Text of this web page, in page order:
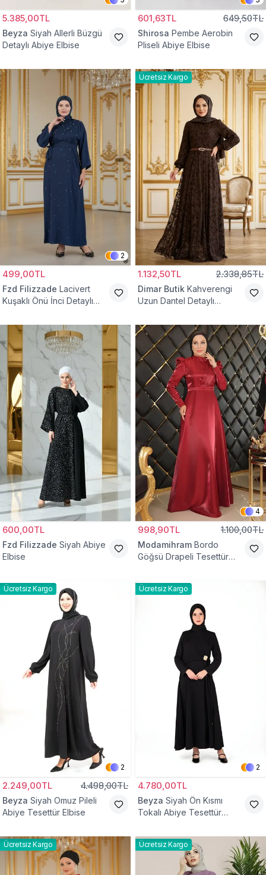
5.385,00TL
Beyza Siyah Allerli Büzgü
Detaylı Abiye Elbise
601,63TL 649,50TL
Shirosa Pembe Aerobin
Pliseli Abiye Elbise
2
499,00TL
Fzd Filizzade Lacivert
Kuşaklı Önü İnci Detaylı
Ücretsiz Kargo
1.132,50TL 2.338,85TL
Dimar Butik Kahverengi
Uzun Dantel Detaylı
600,00TL
Fzd Filizzade Siyah Abiye
Elbise
4
998,90TL 1.100,00TL
Modamihram Bordo
Göğsü Drapeli Tesettür
Ücretsiz Kargo
2
2.249,00TL 4.498,00TL
Beyza Siyah Omuz Pileli
Abiye Tesettür Elbise
Ücretsiz Kargo
2
4.780,00TL
Beyza Siyah Ön Kısmı
Tokalı Abiye Tesettür
Ücretsiz Kargo Ücretsiz Kargo